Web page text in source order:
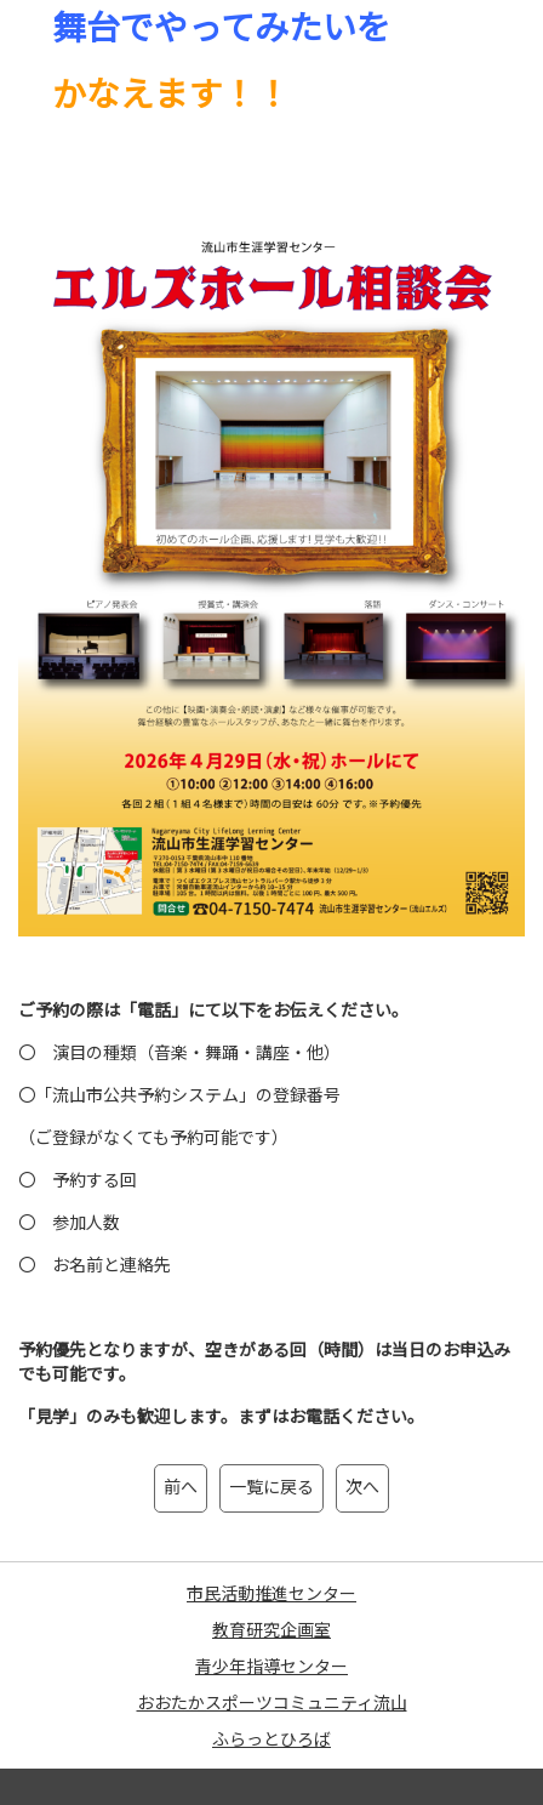
舞台でやってみたいを
かなえます！！
ご予約の際は「電話」にて以下をお伝えください。
〇 演目の種類（音楽・舞踊・講座・他）
〇「流山市公共予約システム」の登録番号
（ご登録がなくても予約可能です）
〇 予約する回
〇 参加人数
〇 お名前と連絡先
予約優先となりますが、空きがある回（時間）は当日のお申込み
でも可能です。
「見学」のみも歓迎します。まずはお電話ください。
前へ 一覧に戻る 次へ
市民活動推進センター
教育研究企画室
青少年指導センター
おおたかスポーツコミュニティ流山
ふらっとひろば